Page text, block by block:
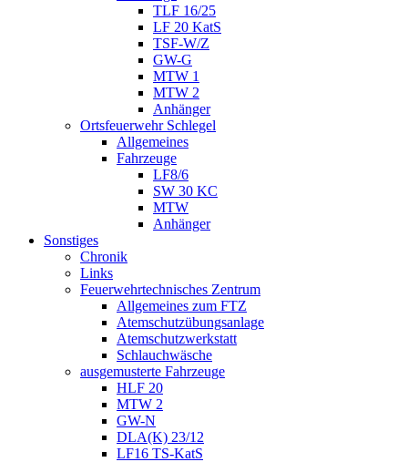
TLF 16/25
LF 20 KatS
TSF-W/Z
GW-G
MTW 1
MTW 2
Anhänger
Ortsfeuerwehr Schlegel
Allgemeines
Fahrzeuge
LF8/6
SW 30 KC
MTW
Anhänger
Sonstiges
Chronik
Links
Feuerwehrtechnisches Zentrum
Allgemeines zum FTZ
Atemschutzübungsanlage
Atemschutzwerkstatt
Schlauchwäsche
ausgemusterte Fahrzeuge
HLF 20
MTW 2
GW-N
DLA(K) 23/12
LF16 TS-KatS